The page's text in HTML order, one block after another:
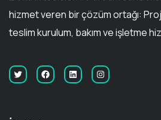
hizmet veren bir çözüm ortağı:
teslim kurulum, bakım ve işletme